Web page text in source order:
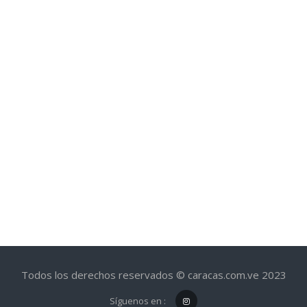
Todos los derechos reservados © caracas.com.ve 2023
Síguenos en :